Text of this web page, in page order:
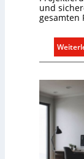
und
gesamten